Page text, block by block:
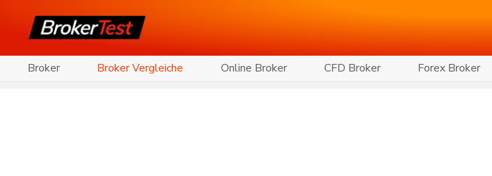
Broker Broker Vergleiche Online Broker CFD Broker Forex Broker